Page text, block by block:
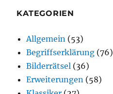
KATEGORIEN
Allgemein (53)
Begriffserklärung (76)
Bilderrätsel (36)
Erweiterungen (58)